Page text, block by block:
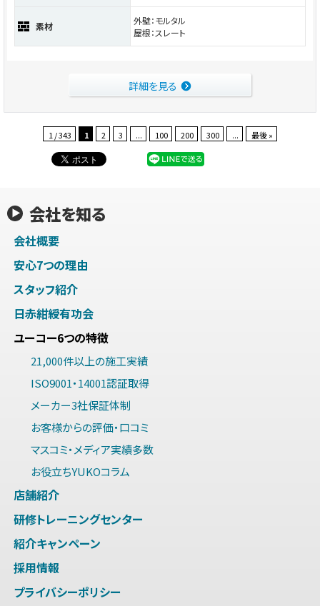
素材
外壁：モルタル
屋根：スレート
詳細を見る
1 / 343 1 2 3 ... 100 200 300 ... 最後 »
会社を知る
会社概要
安心7つの理由
スタッフ紹介
日赤紺綬有功会
ユーコー6つの特徴
21,000件以上の施工実績
ISO9001・14001認証取得
メーカー3社保証体制
お客様からの評価・口コミ
マスコミ・メディア実績多数
お役立ちYUKOコラム
店舗紹介
研修トレーニングセンター
紹介キャンペーン
採用情報
プライバシーポリシー